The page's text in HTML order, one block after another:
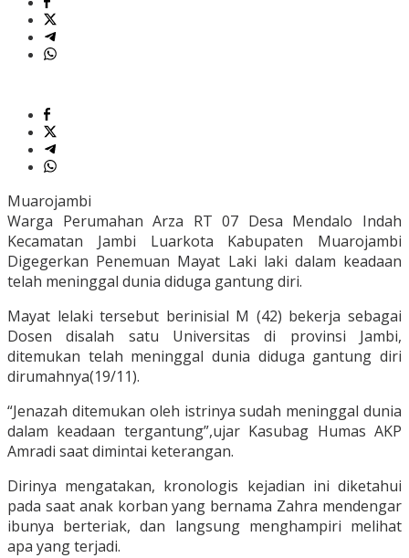
Muarojambi
Warga Perumahan Arza RT 07 Desa Mendalo Indah
Kecamatan Jambi Luarkota Kabupaten Muarojambi
Digegerkan Penemuan Mayat Laki laki dalam keadaan
telah meninggal dunia diduga gantung diri.
Mayat lelaki tersebut berinisial M (42) bekerja sebagai
Dosen disalah satu Universitas di provinsi Jambi,
ditemukan telah meninggal dunia diduga gantung diri
dirumahnya(19/11).
“Jenazah ditemukan oleh istrinya sudah meninggal dunia
dalam keadaan tergantung”,ujar Kasubag Humas AKP
Amradi saat dimintai keterangan.
Dirinya mengatakan, kronologis kejadian ini diketahui
pada saat anak korban yang bernama Zahra mendengar
ibunya berteriak, dan langsung menghampiri melihat
apa yang terjadi.